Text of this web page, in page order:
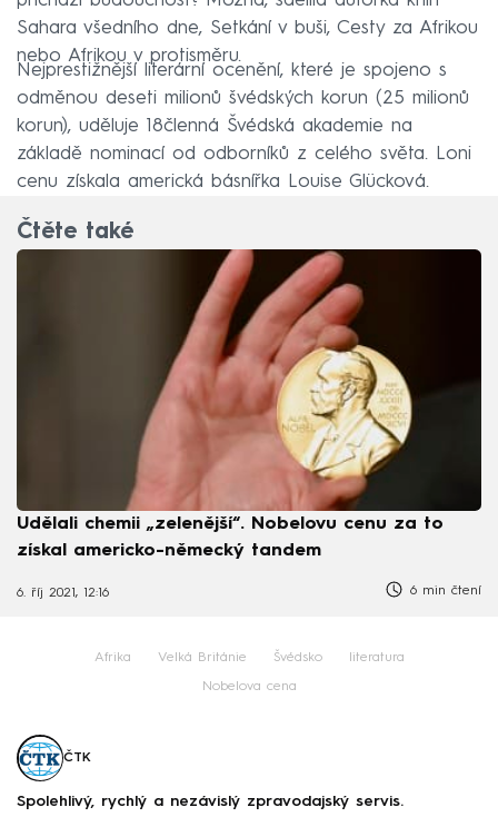
Sahara všedního dne, Setkání v buši, Cesty za Afrikou
nebo Afrikou v protisměru.
Nejprestižnější literární ocenění, které je spojeno s
odměnou deseti milionů švédských korun (25 milionů
korun), uděluje 18členná Švédská akademie na
základě nominací od odborníků z celého světa. Loni
cenu získala americká básnířka Louise Glücková.
Čtěte také
Udělali chemii „zelenější“. Nobelovu cenu za to
získal americko-německý tandem
6. říj 2021, 12:16 6 min čtení
Afrika Velká Británie Švédsko literatura
Nobelova cena
ČTK
Spolehlivý, rychlý a nezávislý zpravodajský servis.